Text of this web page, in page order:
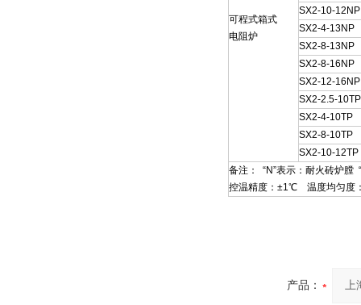
可程式箱式
电阻炉
SX2-10-12NP
SX2-4-13NP
SX2-8-13NP
SX2-8-16NP
SX2-12-16NP
SX2-2.5-10TP
SX2-4-10TP
SX2-8-10TP
SX2-10-12TP
备注： “N”表示：耐火砖炉膛
控温精度：±1℃ 温度均匀度
产品：